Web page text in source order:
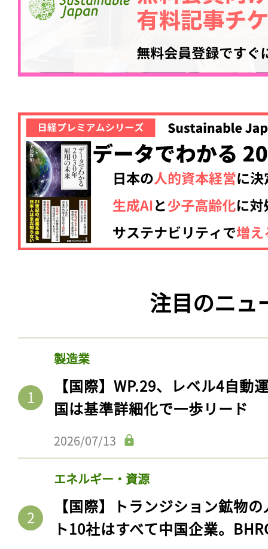
注目のニュ
製造業
【国際】WP.29、レベル4自動
国は基準詳細化で一歩リード
2026/07/13
エネルギー・資源
【国際】トランジション鉱物
ト10社はすべて中国企業。